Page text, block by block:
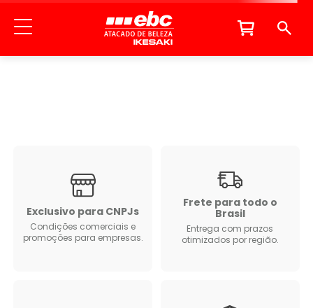
Exclusivo para CNPJs
Condições comerciais e
promoções para empresas.
Frete para todo o
Brasil
Entrega com prazos
otimizados por região.